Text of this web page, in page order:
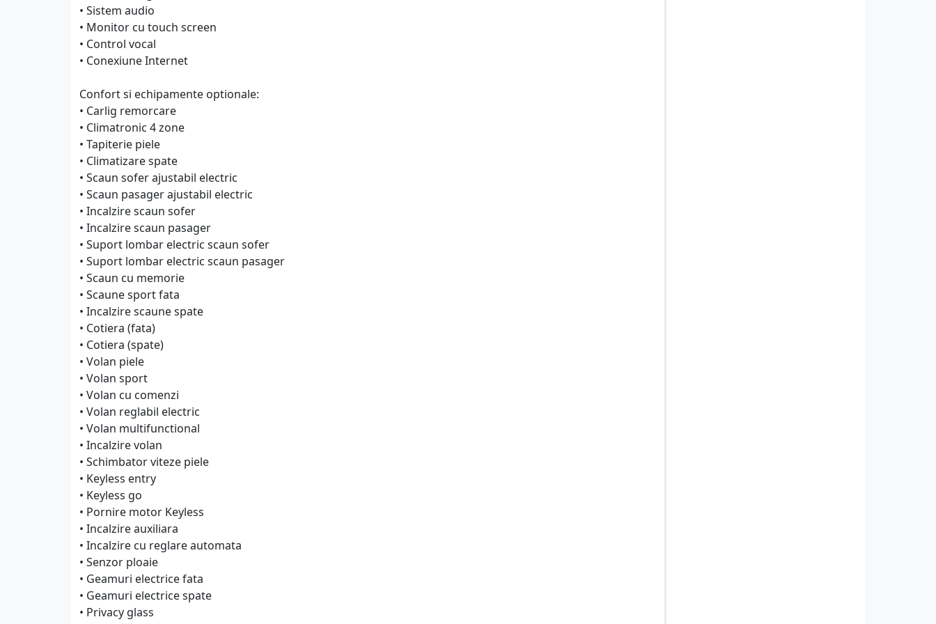
• Sistem audio
• Monitor cu touch screen
• Control vocal
• Conexiune Internet
Confort si echipamente optionale:
• Carlig remorcare
• Climatronic 4 zone
• Tapiterie piele
• Climatizare spate
• Scaun sofer ajustabil electric
• Scaun pasager ajustabil electric
• Incalzire scaun sofer
• Incalzire scaun pasager
• Suport lombar electric scaun sofer
• Suport lombar electric scaun pasager
• Scaun cu memorie
• Scaune sport fata
• Incalzire scaune spate
• Cotiera (fata)
• Cotiera (spate)
• Volan piele
• Volan sport
• Volan cu comenzi
• Volan reglabil electric
• Volan multifunctional
• Incalzire volan
• Schimbator viteze piele
• Keyless entry
• Keyless go
• Pornire motor Keyless
• Incalzire auxiliara
• Incalzire cu reglare automata
• Senzor ploaie
• Geamuri electrice fata
• Geamuri electrice spate
• Privacy glass